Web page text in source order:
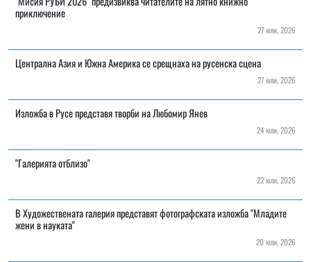
приключение
27 юли, 2026
Централна Азия и Южна Америка се срещнаха на русенска сцена
27 юли, 2026
Изложба в Русе представя творби на Любомир Янев
24 юли, 2026
"Галерията отблизо"
22 юли, 2026
В Художествената галерия представят фотографската изложба "Младите
жени в науката"
20 юли, 2026